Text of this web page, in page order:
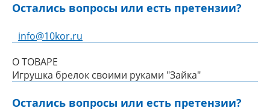
Остались вопросы или есть претензии?
info@10kor.ru
О ТОВАРЕ
Игрушка брелок своими руками "Зайка"
Остались вопросы или есть претензии?